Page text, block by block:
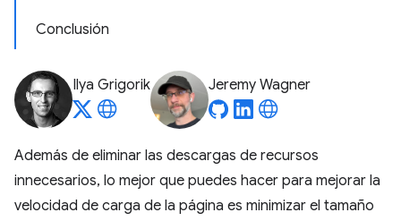
Conclusión
Ilya Grigorik Jeremy Wagner
Además de eliminar las descargas de recursos
innecesarios, lo mejor que puedes hacer para mejorar la
velocidad de carga de la página es minimizar el tamaño